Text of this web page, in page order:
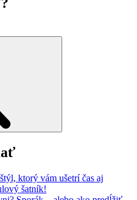
ktorý vám ušetrí čas aj
šatník!